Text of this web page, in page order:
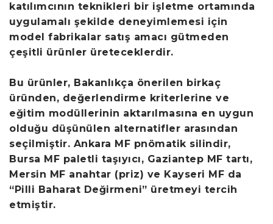
katılımcının teknikleri bir işletme ortamında
uygulamalı şekilde deneyimlemesi için
model fabrikalar satış amacı gütmeden
çeşitli ürünler üreteceklerdir.
Bu ürünler, Bakanlıkça önerilen birkaç
üründen, değerlendirme kriterlerine ve
eğitim modüllerinin aktarılmasına en uygun
olduğu düşünülen alternatifler arasından
seçilmiştir. Ankara MF pnömatik silindir,
Bursa MF paletli taşıyıcı, Gaziantep MF tartı,
Mersin MF anahtar (priz) ve Kayseri MF da
“Pilli Baharat Değirmeni” üretmeyi tercih
etmiştir.